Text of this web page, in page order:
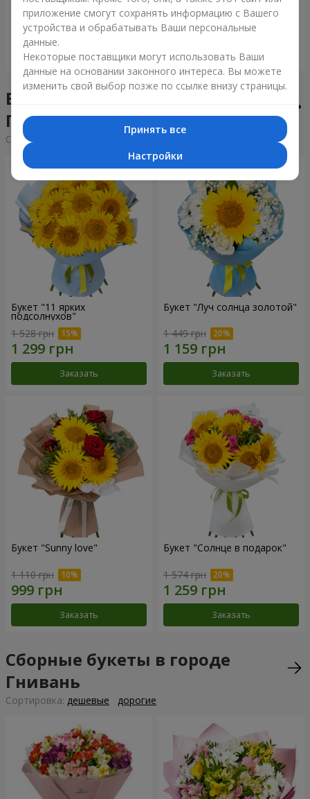
6 091 грн
Заказать
1 288 грн
Заказать
Букеты недели в городе
Гнивань
Cортировка: дорогие
Букет "11 ярких
подсолнухов"
1 528 грн
Заказать
Букет "Луч солнца золотой"
1 449 грн
Заказать
Букет "Sunny love"
1 110 грн
Заказать
Букет "Солнце в подарок"
1 574 грн
Заказать
Сборные букеты в городе
Гнивань
Cортировка: дешевые дорогие
приложение смогут сохранять информацию с Вашего
устройства и обрабатывать Ваши персональные
данные.
Некоторые поставщики могут использовать Ваши
данные на основании законного интереса. Вы можете
изменить свой выбор позже по ссылке внизу страницы.
Принять все
Настройки